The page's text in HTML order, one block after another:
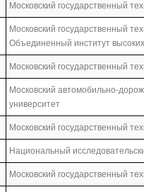
Московский государственный
Московский государственный
Объединенный институт
Московский государственный
Московский автомобильно-
университет
Московский государственный
Национальный
Московский государственный